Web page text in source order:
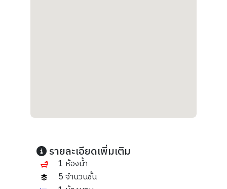
รายละเอียดเพิ่มเติม
1 ห้องน้ำ
5 จำนวนชั้น